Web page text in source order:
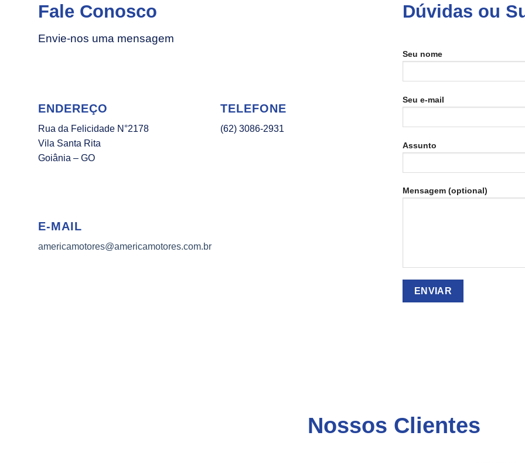
Fale Conosco
Envie-nos uma mensagem
ENDEREÇO
Rua da Felicidade N°2178
Vila Santa Rita
Goiânia – GO
TELEFONE
(62) 3086-2931
E-MAIL
americamotores@americamotores.com.br
Dúvidas ou
Seu nome
Seu e-mail
Assunto
Mensagem (optional)
Nossos Clientes